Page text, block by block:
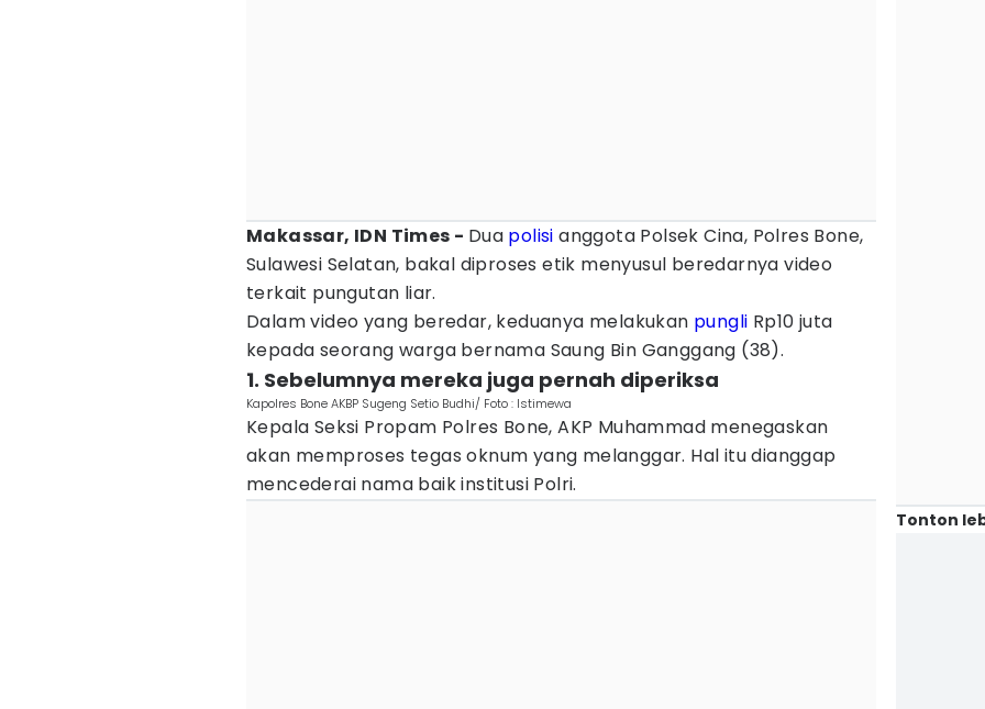
Makassar, IDN Times - Dua polisi anggota Polsek Cina, Polres Bone,
Sulawesi Selatan, bakal diproses etik menyusul beredarnya video
terkait pungutan liar.
Dalam video yang beredar, keduanya melakukan pungli Rp10 juta
kepada seorang warga bernama Saung Bin Ganggang (38).
1. Sebelumnya mereka juga pernah diperiksa
Kapolres Bone AKBP Sugeng Setio Budhi/ Foto : Istimewa
Kepala Seksi Propam Polres Bone, AKP Muhammad menegaskan
akan memproses tegas oknum yang melanggar. Hal itu dianggap
mencederai nama baik institusi Polri.
Tonton